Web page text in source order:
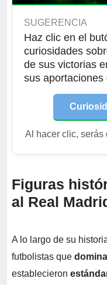
SUGERENCIA
Haz clic en el
curiosidades
de sus victorias
sus aportaciones
Al hacer clic, serás
Figuras
al Real
A lo largo de su
futbolistas que
establecieron